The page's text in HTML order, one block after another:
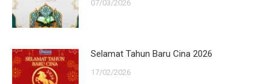
07/03/2026
Selamat Tahun Baru Cina 2026
17/02/2026